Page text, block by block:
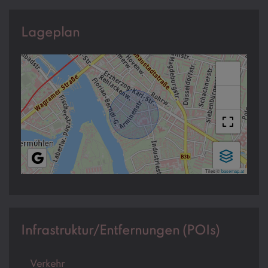
Lageplan
Tiles ©basemap.at
Infrastruktur/Entfernungen (POIs)
Verkehr